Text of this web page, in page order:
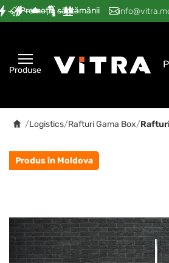
Promoția săptămânii
— — — — —
Produse
/Logistics/Rafturi Gama Box/
Produs în Moldova